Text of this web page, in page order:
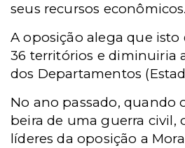
seus recursos econômicos.
A oposição alega que isto
36 territórios e diminuiria
dos Departamentos
No ano passado, quando
beira de uma guerra civil,
líderes da oposição a